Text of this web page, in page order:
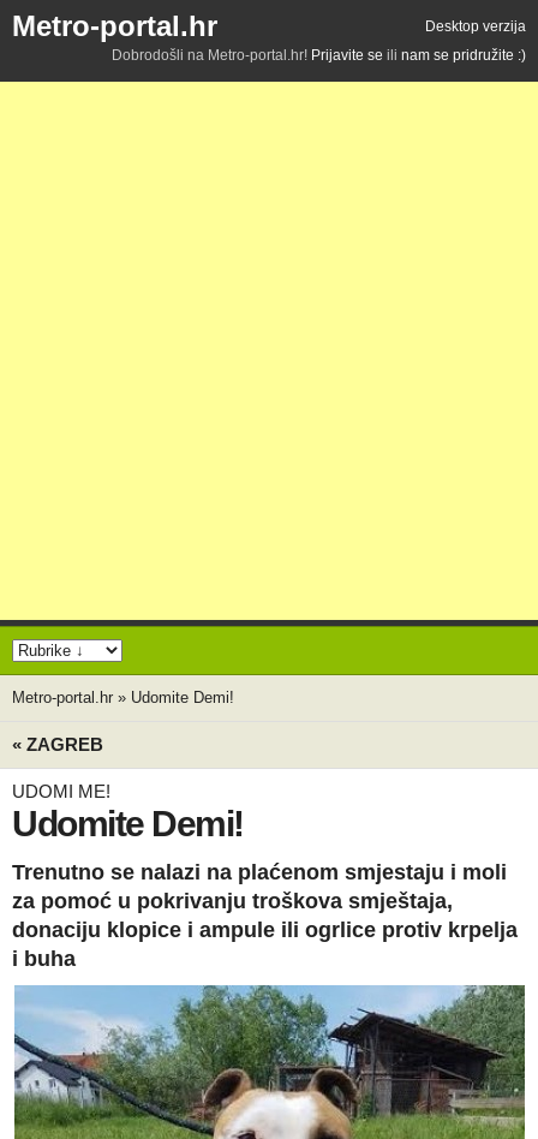
Metro-portal.hr
Desktop verzija
Dobrodošli na Metro-portal.hr! Prijavite se ili nam se pridružite :)
Metro-portal.hr » Udomite Demi!
« ZAGREB
UDOMI ME!
Udomite Demi!
Trenutno se nalazi na plaćenom smjestaju i moli
za pomoć u pokrivanju troškova smještaja,
donaciju klopice i ampule ili ogrlice protiv krpelja
i buha